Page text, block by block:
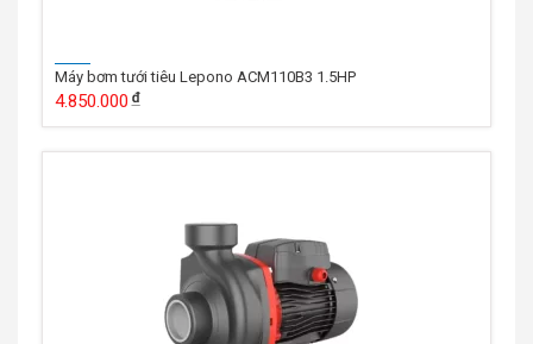
Máy bơm tưới tiêu Lepono ACM110B3 1.5HP
4.850.000